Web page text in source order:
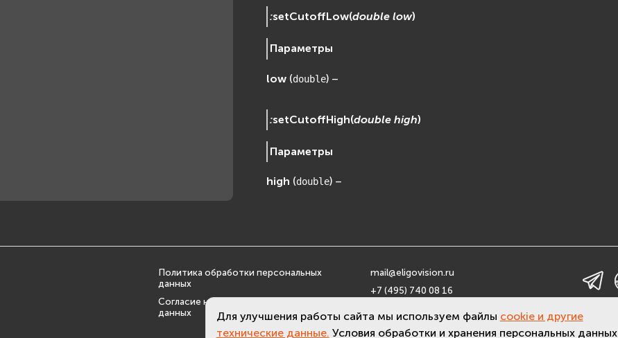
:setCutoffLow(double low)
Параметры
low (double) –
:setCutoffHigh(double high)
Параметры
high (double) –
Политика обработки персональных
данных
Согласие на обработку персональных
данных
mail@eligovision.ru
+7 (495) 740 08 16
Для улучшения работы сайта мы используем файлы cookie и другие
технические данные. Условия обработки и хранения персональных данных